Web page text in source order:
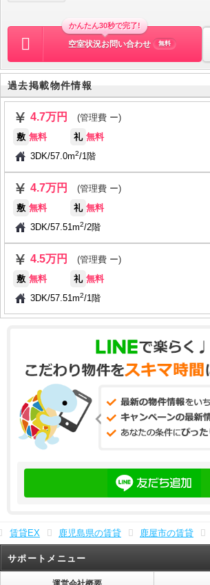
かんたん30秒で完了!
空室状況お問い合わせ 無料
過去掲載物件情報
4.7万円
(管理費 ー)
敷 無料 礼 無料
3DK/57.0m2/1階
4.7万円
(管理費 ー)
敷 無料 礼 無料
3DK/57.51m2/2階
4.5万円
(管理費 ー)
敷 無料 礼 無料
3DK/57.51m2/1階
賃貸EX 鹿児島県の賃貸 鹿屋市の賃貸
サポートメニュー